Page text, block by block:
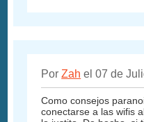
PorZah el 07 de
Como consejos
conectarse a las wifis